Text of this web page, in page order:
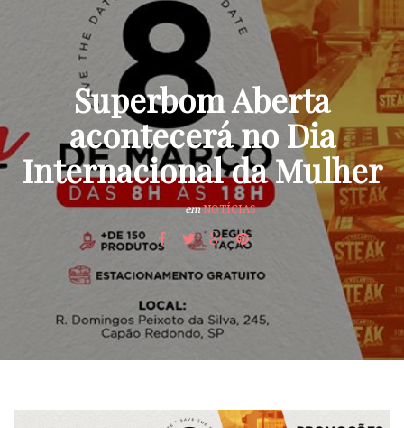
Superbom Aberta
acontecerá no Dia
Internacional da Mulher
emNOTÍCIAS